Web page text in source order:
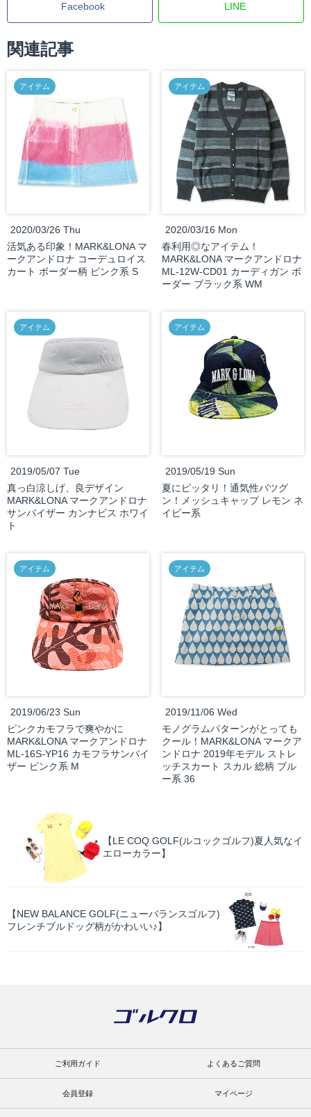
Facebook LINE
関連記事
アイテム
2020/03/26 Thu
活気ある印象！MARK&LONA マ
ークアンドロナ コーデュロイス
カート ボーダー柄 ピンク系 S
アイテム
2020/03/16 Mon
春利用◎なアイテム！
MARK&LONA マークアンドロナ
ML-12W-CD01 カーディガン ボ
ーダー ブラック系 WM
アイテム
2019/05/07 Tue
真っ白涼しげ、良デザイン
MARK&LONA マークアンドロナ
サンバイザー カンナビス ホワイ
ト
アイテム
2019/05/19 Sun
夏にピッタリ！通気性バツグ
ン！メッシュキャップ レモン ネ
イビー系
アイテム
2019/06/23 Sun
ピンクカモフラで爽やかに
MARK&LONA マークアンドロナ
ML-16S-YP16 カモフラサンバイ
ザー ピンク系 M
アイテム
2019/11/06 Wed
モノグラムパターンがとっても
クール！MARK&LONA マークア
ンドロナ 2019年モデル ストレ
ッチスカート スカル 総柄 ブル
ー系 36
【LE COQ GOLF(ルコックゴルフ)夏人気なイ
エローカラー】
【NEW BALANCE GOLF(ニューバランスゴルフ)
フレンチブルドッグ柄がかわいい♪】
ご利用ガイド よくあるご質問
会員登録 マイページ